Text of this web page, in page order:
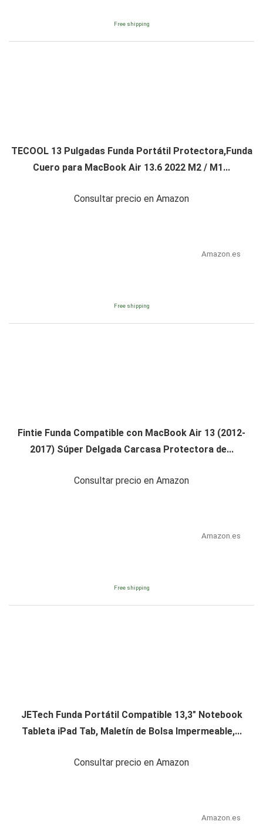
Free shipping
TECOOL 13 Pulgadas Funda Portátil Protectora,Funda
Cuero para MacBook Air 13.6 2022 M2 / M1...
Consultar precio en Amazon
Amazon.es
Free shipping
Fintie Funda Compatible con MacBook Air 13 (2012-
2017) Súper Delgada Carcasa Protectora de...
Consultar precio en Amazon
Amazon.es
Free shipping
JETech Funda Portátil Compatible 13,3" Notebook
Tableta iPad Tab, Maletín de Bolsa Impermeable,...
Consultar precio en Amazon
Amazon.es